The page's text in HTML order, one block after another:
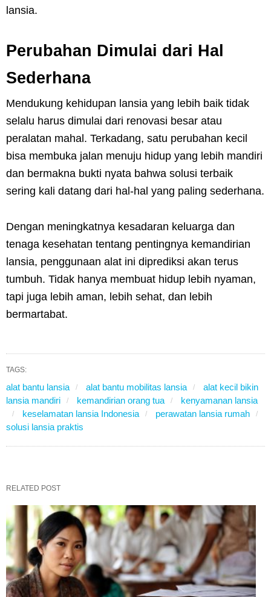
lansia.
Perubahan Dimulai dari Hal
Sederhana
Mendukung kehidupan lansia yang lebih baik tidak
selalu harus dimulai dari renovasi besar atau
peralatan mahal. Terkadang, satu perubahan kecil
bisa membuka jalan menuju hidup yang lebih mandiri
dan bermakna bukti nyata bahwa solusi terbaik
sering kali datang dari hal-hal yang paling sederhana.
Dengan meningkatnya kesadaran keluarga dan
tenaga kesehatan tentang pentingnya kemandirian
lansia, penggunaan alat ini diprediksi akan terus
tumbuh. Tidak hanya membuat hidup lebih nyaman,
tapi juga lebih aman, lebih sehat, dan lebih
bermartabat.
TAGS:
alat bantu lansia alat bantu mobilitas lansia
alat kecil bikin
lansia mandiri
kemandirian orang tua
kenyamanan lansia
keselamatan lansia Indonesia
perawatan lansia rumah
solusi lansia praktis
RELATED POST